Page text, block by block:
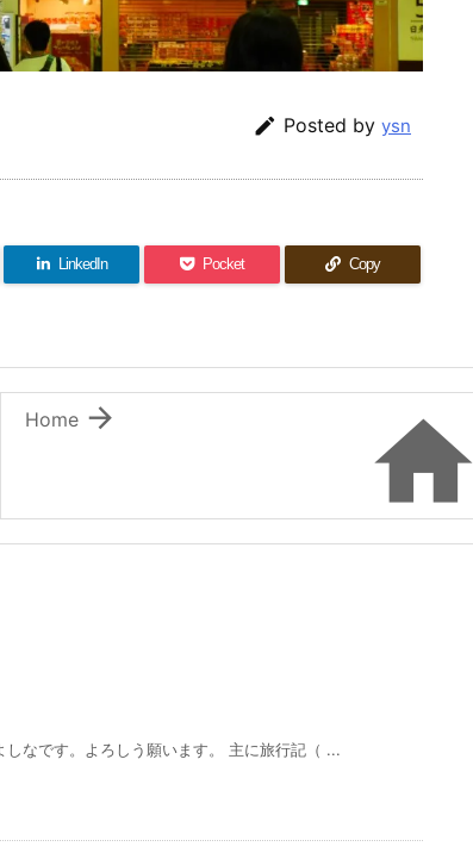
 Posted by ysn
LinkedIn Pocket Copy


Home
なです。よろしう願います。 主に旅行記（ ...